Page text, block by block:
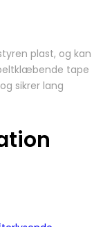
plast, og kan
tape
sikrer lang